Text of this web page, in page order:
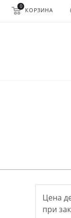
0
КОРЗИНА
Цена
при